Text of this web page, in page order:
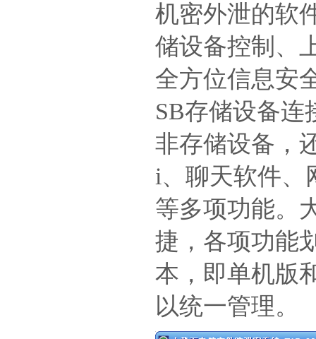
机密外泄的软
储设备控制、
全方位信息安
SB存储设备连
非存储设备，
i、聊天软件、
等多项功能。
捷，各项功能
本，即单机版
以统一管理。